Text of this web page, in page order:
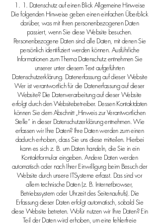
1. Datenschutz auf einen Blick Allgemeine Hinweise
Die folgenden Hinweise geben einen einfachen Überblick
darüber, was mit Ihren personenbezogenen Daten
passiert, wenn Sie diese Website besuchen.
Personenbezogene Daten sind alle Daten, mit denen Sie
persönlich identifiziert werden können. Ausführliche
Informationen zum Thema Datenschutz entnehmen Sie
unserer unter diesem Text aufgeführten
Datenschutzerklärung. Datenerfassung auf dieser Website
Wer ist verantwortlich für die Datenerfassung auf dieser
Website? Die Datenverarbeitung auf dieser Website
erfolgt durch den Websitebetreiber. Dessen Kontaktdaten
können Sie dem Abschnitt „Hinweis zur Verantwortlichen
Stelle“ in dieser Datenschutzerklärung entnehmen. Wie
erfassen wir Ihre Daten? Ihre Daten werden zum einen
dadurch erhoben, dass Sie uns diese mitteilen. Hierbei
kann es sich z. B. um Daten handeln, die Sie in ein
Kontaktformular eingeben. Andere Daten werden
automatisch oder nach Ihrer Einwilligung beim Besuch der
Website durch unsere ITSysteme erfasst. Das sind vor
allem technische Daten (z. B. Internetbrowser,
Betriebssystem oder Uhrzeit des Seitenaufrufs). Die
Erfassung dieser Daten erfolgt automatisch, sobald Sie
diese Website betreten. Wofür nutzen wir Ihre Daten? Ein
Teil der Daten wird erhoben, um eine fehlerfreie